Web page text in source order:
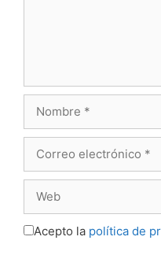
Acepto la política de